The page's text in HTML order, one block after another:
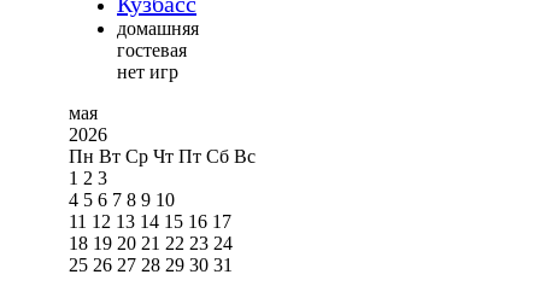
домашняя
гостевая
нет игр
мая
2026
Пн Вт Ср Чт Пт Сб Вс
1 2 3
4 5 6 7 8 9 10
11 12 13 14 15 16 17
18 19 20 21 22 23 24
25 26 27 28 29 30 31